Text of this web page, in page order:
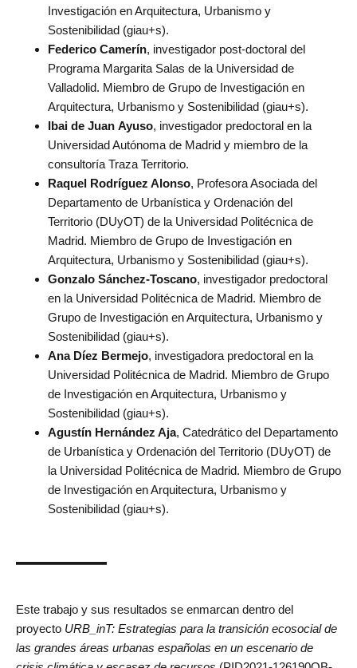
Investigación en Arquitectura, Urbanismo y
Sostenibilidad (giau+s).
Federico Camerín, investigador post-doctoral del
Programa Margarita Salas de la Universidad de
Valladolid. Miembro de Grupo de Investigación en
Arquitectura, Urbanismo y Sostenibilidad (giau+s).
Ibai de Juan Ayuso, investigador predoctoral en la
Universidad Autónoma de Madrid y miembro de la
consultoría Traza Territorio.
Raquel Rodríguez Alonso, Profesora Asociada del
Departamento de Urbanística y Ordenación del
Territorio (DUyOT) de la Universidad Politécnica de
Madrid. Miembro de Grupo de Investigación en
Arquitectura, Urbanismo y Sostenibilidad (giau+s).
Gonzalo Sánchez-Toscano, investigador predoctoral
en la Universidad Politécnica de Madrid. Miembro de
Grupo de Investigación en Arquitectura, Urbanismo y
Sostenibilidad (giau+s).
Ana Díez Bermejo, investigadora predoctoral en la
Universidad Politécnica de Madrid. Miembro de Grupo
de Investigación en Arquitectura, Urbanismo y
Sostenibilidad (giau+s).
Agustín Hernández Aja, Catedrático del Departamento
de Urbanística y Ordenación del Territorio (DUyOT) de
la Universidad Politécnica de Madrid. Miembro de Grupo
de Investigación en Arquitectura, Urbanismo y
Sostenibilidad (giau+s).
———
Este trabajo y sus resultados se enmarcan dentro del
proyecto URB_inT: Estrategias para la transición ecosocial de
las grandes áreas urbanas españolas en un escenario de